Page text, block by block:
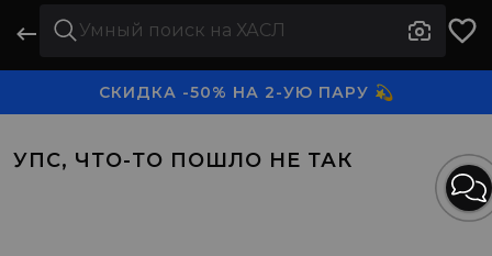
СКИДКА -50% НА 2-УЮ ПАРУ 💫
УПС, ЧТО-ТО ПОШЛО НЕ ТАК